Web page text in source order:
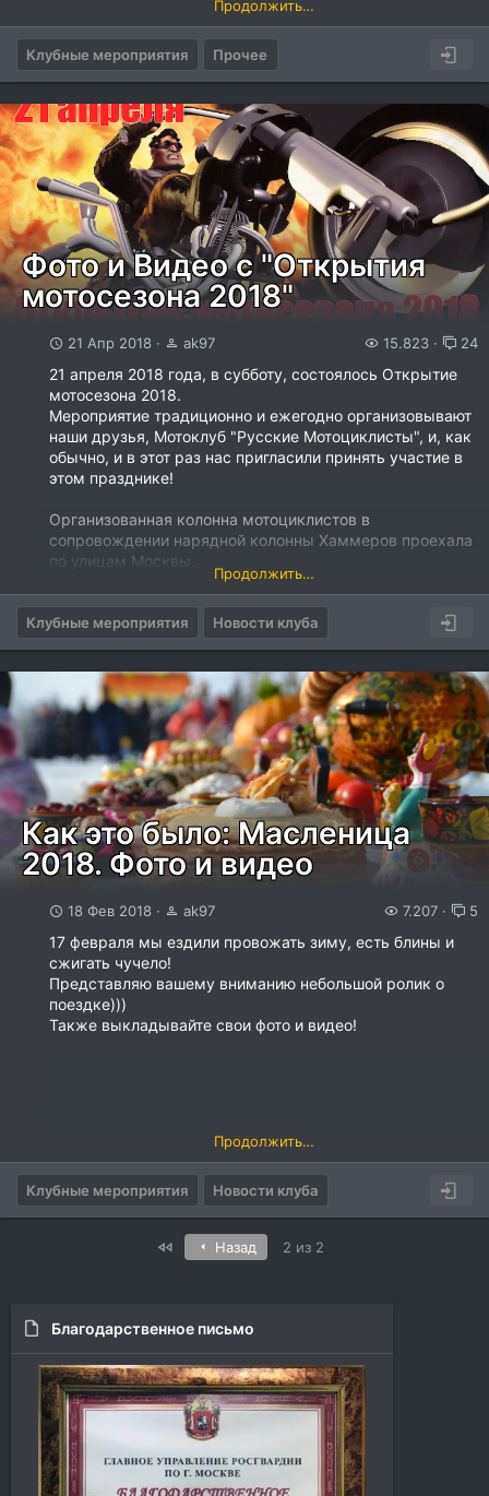
Час назад, два хаммера с бойцами спецназа, приехали
города Руза. Каждый из...
Продолжить…
Клубные мероприятия Прочее
Фото и Видео с "Открытия
мотосезона 2018"
21 Апр 2018 ak97 15.823 24
21 апреля 2018 года, в субботу, состоялось Открытие
мотосезона 2018.
Мероприятие традиционно и ежегодно организовывают
наши друзья, Мотоклуб "Русские Мотоциклисты", и, как
обычно, и в этот раз нас пригласили принять участие в
этом празднике!
Организованная колонна мотоциклистов в
сопровождении нарядной колонны Хаммеров проехала
по улицам Москвы.
Продолжить…
Клубные мероприятия Новости клуба
Как это было: Масленица
2018. Фото и видео
18 Фев 2018 ak97 7.207 5
17 февраля мы ездили провожать зиму, есть блины и
сжигать чучело!
Представляю вашему вниманию небольшой ролик о
поездке)))
Также выкладывайте свои фото и видео!
Продолжить…
Клубные мероприятия Новости клуба
First Назад 2 из 2
Благодарственное письмо